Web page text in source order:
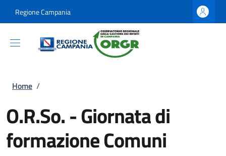
Regione Campania
Briciole di pane
Home /
O.R.So. - Giornata di
formazione Comuni